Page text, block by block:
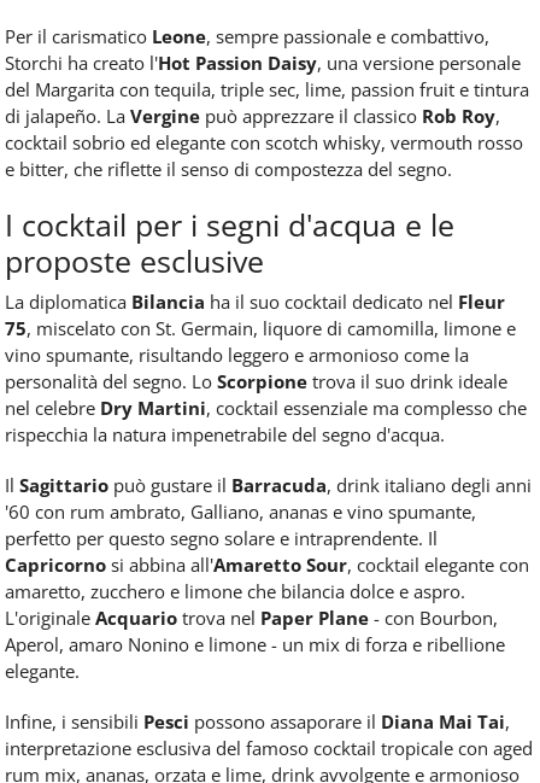
Per il carismatico Leone, sempre passionale e combattivo,
Storchi ha creato l'Hot Passion Daisy, una versione personale
del Margarita con tequila, triple sec, lime, passion fruit e tintura
di jalapeño. La Vergine può apprezzare il classico Rob Roy,
cocktail sobrio ed elegante con scotch whisky, vermouth rosso
e bitter, che riflette il senso di compostezza del segno.
I cocktail per i segni d'acqua e le
proposte esclusive
La diplomatica Bilancia ha il suo cocktail dedicato nel Fleur
75, miscelato con St. Germain, liquore di camomilla, limone e
vino spumante, risultando leggero e armonioso come la
personalità del segno. Lo Scorpione trova il suo drink ideale
nel celebre Dry Martini, cocktail essenziale ma complesso che
rispecchia la natura impenetrabile del segno d'acqua.
Il Sagittario può gustare il Barracuda, drink italiano degli anni
'60 con rum ambrato, Galliano, ananas e vino spumante,
perfetto per questo segno solare e intraprendente. Il
Capricorno si abbina all'Amaretto Sour, cocktail elegante con
amaretto, zucchero e limone che bilancia dolce e aspro.
L'originale Acquario trova nel Paper Plane - con Bourbon,
Aperol, amaro Nonino e limone - un mix di forza e ribellione
elegante.
Infine, i sensibili Pesci possono assaporare il Diana Mai Tai,
interpretazione esclusiva del famoso cocktail tropicale con aged
rum mix, ananas, orzata e lime, drink avvolgente e armonioso